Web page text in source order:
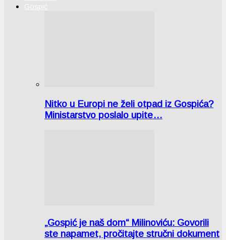
Gospić
Nitko u Europi ne želi otpad iz Gospića?
Ministarstvo poslalo upite…
„Gospić je naš dom“ Milinoviću: Govorili
ste napamet, pročitajte stručni dokument